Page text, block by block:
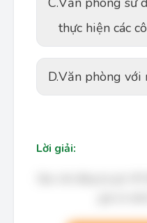
thực hiện các
D.Văn phòng với
Lời giải: